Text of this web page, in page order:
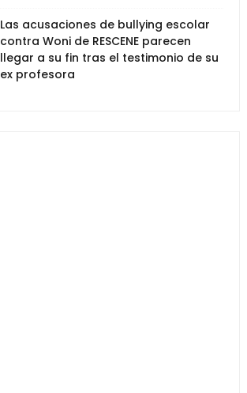
Las acusaciones de bullying escolar
contra Woni de RESCENE parecen
llegar a su fin tras el testimonio de su
ex profesora